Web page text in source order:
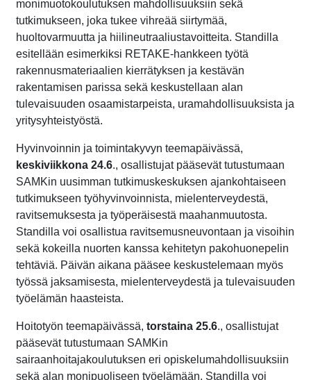
monimuotokoulutuksen mahdollisuuksiin sekä
tutkimukseen, joka tukee vihreää siirtymää,
huoltovarmuutta ja hiilineutraaliustavoitteita. Standilla
esitellään esimerkiksi RETAKE-hankkeen työtä
rakennusmateriaalien kierrätyksen ja kestävän
rakentamisen parissa sekä keskustellaan alan
tulevaisuuden osaamistarpeista, uramahdollisuuksista ja
yritysyhteistyöstä.
Hyvinvoinnin ja toimintakyvyn teemapäivässä,
keskiviikkona 24.6., osallistujat pääsevät tutustumaan
SAMKin uusimman tutkimuskeskuksen ajankohtaiseen
tutkimukseen työhyvinvoinnista, mielenterveydestä,
ravitsemuksesta ja työperäisestä maahanmuutosta.
Standilla voi osallistua ravitsemusneuvontaan ja visoihin
sekä kokeilla nuorten kanssa kehitetyn pakohuonepelin
tehtäviä. Päivän aikana pääsee keskustelemaan myös
työssä jaksamisesta, mielenterveydestä ja tulevaisuuden
työelämän haasteista.
Hoitotyön teemapäivässä, torstaina 25.6., osallistujat
pääsevät tutustumaan SAMKin
sairaanhoitajakoulutuksen eri opiskelumahdollisuuksiin
sekä alan monipuoliseen työelämään. Standilla voi